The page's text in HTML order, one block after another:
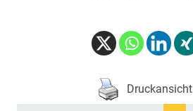
Druckansicht